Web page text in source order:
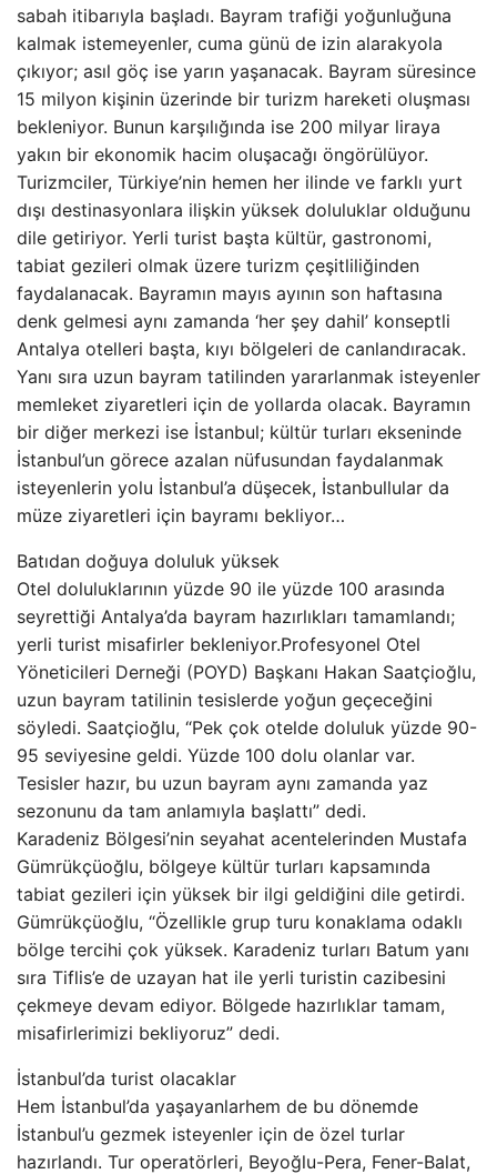
sabah itibarıyla başladı. Bayram trafiği yoğunluğuna
kalmak istemeyenler, cuma günü de izin alarakyola
çıkıyor; asıl göç ise yarın yaşanacak. Bayram süresince
15 milyon kişinin üzerinde bir turizm hareketi oluşması
bekleniyor. Bunun karşılığında ise 200 milyar liraya
yakın bir ekonomik hacim oluşacağı öngörülüyor.
Turizmciler, Türkiye’nin hemen her ilinde ve farklı yurt
dışı destinasyonlara ilişkin yüksek doluluklar olduğunu
dile getiriyor. Yerli turist başta kültür, gastronomi,
tabiat gezileri olmak üzere turizm çeşitliliğinden
faydalanacak. Bayramın mayıs ayının son haftasına
denk gelmesi aynı zamanda ‘her şey dahil’ konseptli
Antalya otelleri başta, kıyı bölgeleri de canlandıracak.
Yanı sıra uzun bayram tatilinden yararlanmak isteyenler
memleket ziyaretleri için de yollarda olacak. Bayramın
bir diğer merkezi ise İstanbul; kültür turları ekseninde
İstanbul’un görece azalan nüfusundan faydalanmak
isteyenlerin yolu İstanbul’a düşecek, İstanbullular da
müze ziyaretleri için bayramı bekliyor…
Batıdan doğuya doluluk yüksek
Otel doluluklarının yüzde 90 ile yüzde 100 arasında
seyrettiği Antalya’da bayram hazırlıkları tamamlandı;
yerli turist misafirler bekleniyor.Profesyonel Otel
Yöneticileri Derneği (POYD) Başkanı Hakan Saatçioğlu,
uzun bayram tatilinin tesislerde yoğun geçeceğini
söyledi. Saatçioğlu, “Pek çok otelde doluluk yüzde 90-
95 seviyesine geldi. Yüzde 100 dolu olanlar var.
Tesisler hazır, bu uzun bayram aynı zamanda yaz
sezonunu da tam anlamıyla başlattı” dedi.
Karadeniz Bölgesi’nin seyahat acentelerinden Mustafa
Gümrükçüoğlu, bölgeye kültür turları kapsamında
tabiat gezileri için yüksek bir ilgi geldiğini dile getirdi.
Gümrükçüoğlu, “Özellikle grup turu konaklama odaklı
bölge tercihi çok yüksek. Karadeniz turları Batum yanı
sıra Tiflis’e de uzayan hat ile yerli turistin cazibesini
çekmeye devam ediyor. Bölgede hazırlıklar tamam,
misafirlerimizi bekliyoruz” dedi.
İstanbul’da turist olacaklar
Hem İstanbul’da yaşayanlarhem de bu dönemde
İstanbul’u gezmek isteyenler için de özel turlar
hazırlandı. Tur operatörleri, Beyoğlu-Pera, Fener-Balat,